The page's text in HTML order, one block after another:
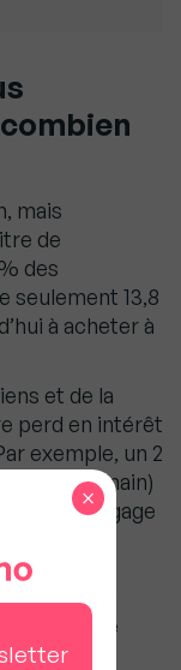
mais
de
des
seulement 13,8
à acheter à
et de la
perd en intérêt
exemple, un 2
clé en main)
€/mois dégage
a pu
1 100
ainsi une
×